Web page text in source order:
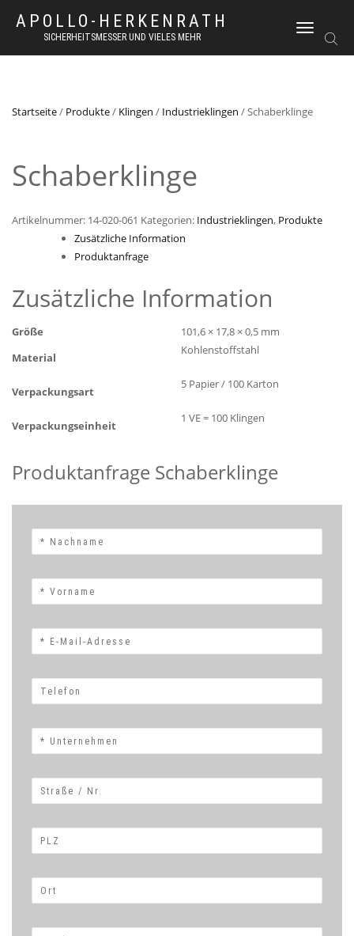
APOLLO-HERKENRATH
SICHERHEITSMESSER UND VIELES MEHR
NAVIGATION
UMSCHALTEN
Startseite/ Produkte/ Klingen / Industrieklingen / Schaberklinge
Schaberklinge
Artikelnummer: 14-020-061 Kategorien: Industrieklingen, Produkte
Zusätzliche Information
Produktanfrage
Zusätzliche Information
Größe
101,6 × 17,8 × 0,5 mm
Material
Kohlenstoffstahl
Verpackungsart
5 Papier / 100 Karton
Verpackungseinheit
1 VE = 100 Klingen
Produktanfrage Schaberklinge